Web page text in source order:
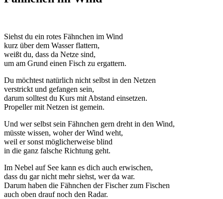
Siehst du ein rotes Fähnchen im Wind
kurz über dem Wasser flattern,
weißt du, dass da Netze sind,
um am Grund einen Fisch zu ergattern.
Du möchtest natürlich nicht selbst in den Netzen
verstrickt und gefangen sein,
darum solltest du Kurs mit Abstand einsetzen.
Propeller mit Netzen ist gemein.
Und wer selbst sein Fähnchen gern dreht in den Wind,
müsste wissen, woher der Wind weht,
weil er sonst möglicherweise blind
in die ganz falsche Richtung geht.
Im Nebel auf See kann es dich auch erwischen,
dass du gar nicht mehr siehst, wer da war.
Darum haben die Fähnchen der Fischer zum Fischen
auch oben drauf noch den Radar.